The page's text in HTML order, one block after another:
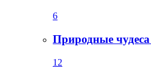
6
Природные
12